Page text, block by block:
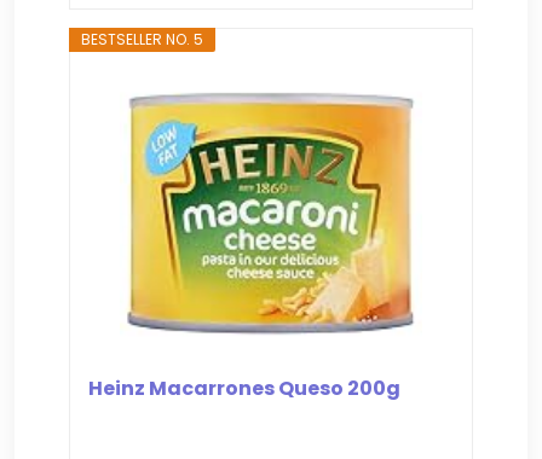
BESTSELLER NO. 5
Heinz Macarrones Queso 200g